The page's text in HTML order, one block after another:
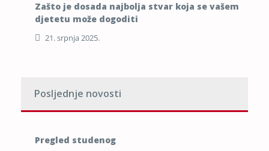
Zašto je dosada najbolja stvar koja se vašem
djetetu može dogoditi
21. srpnja 2025.
Posljednje novosti
Pregled studenog